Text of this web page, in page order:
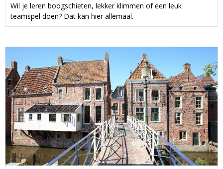
Wil je leren boogschieten, lekker klimmen of een leuk
teamspel doen? Dat kan hier allemaal.